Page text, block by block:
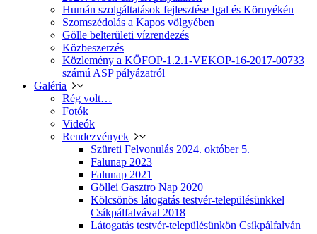
Humán szolgáltatások fejlesztése Igal és Környékén
Szomszédolás a Kapos völgyében
Gölle belterületi vízrendezés
Közbeszerzés
Közlemény a KÖFOP-1.2.1-VEKOP-16-2017-00733
számú ASP pályázatról
Galéria
Rég volt…
Fotók
Videók
Rendezvények
Szüreti Felvonulás 2024. október 5.
Falunap 2023
Falunap 2021
Göllei Gasztro Nap 2020
Kölcsönös látogatás testvér-településünkkel
Csíkpálfalvával 2018
Látogatás testvér-településünkön Csíkpálfalván